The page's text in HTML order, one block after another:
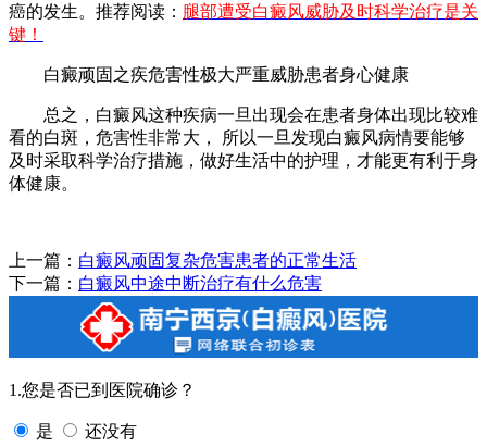
癌的发生。推荐阅读： 腿部遭受白癜风威胁及时科学治疗是关
键！
白癜顽固之疾危害性极大严重威胁患者身心健康
总之，白癜风这种疾病一旦出现会在患者身体出现比较难
看的白斑，危害性非常大， 所以一旦发现白癜风病情要能够
及时采取科学治疗措施，做好生活中的护理，才能更有利于身
体健康。
上一篇： 白癜风顽固复杂危害患者的正常生活
下一篇： 白癜风中途中断治疗有什么危害
1.您是否已到医院确诊？
是 还没有